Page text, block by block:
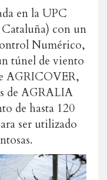
en la UPC
con un
Numérico,
túnel de viento
AGRICOVER,
de AGRALIA
de hasta 120
ser utilizado